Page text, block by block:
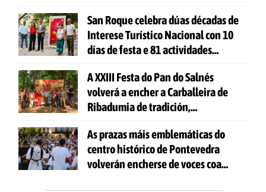
San Roque celebra dúas décadas de
Interese Turístico Nacional con 10
días de festa e 81 actividades
A XXIII Festa do Pan do Salnés
volverá a encher a Carballeira de
Ribadumia de tradición,
todas as idades
As prazas máis emblemáticas do
centro histórico de Pontevedra
volverán encherse de voces coa